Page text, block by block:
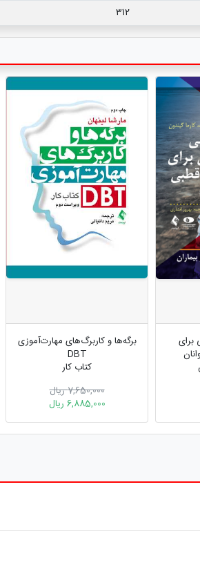
312
برای
برگه‌ها و کاربرگ‌های مهارت‌آموزی
DBT
کتاب کار
7,650,000 ریال
6,885,000 ریال